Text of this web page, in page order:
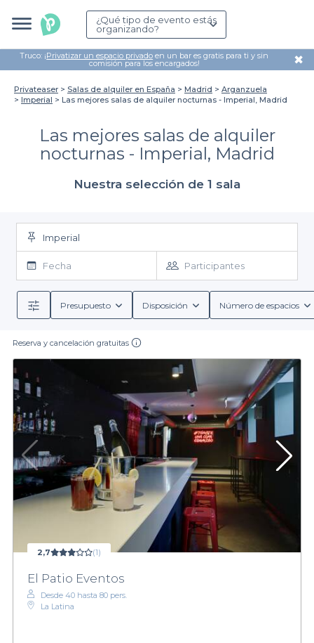
¿Qué tipo de evento estás
organizando?
Truco: ¡Privatizar un espacio privado en un bar es gratis para ti y sin
comisión para los encargados! ✖
Privateaser Salas de alquiler en España Madrid
Arganzuela
Imperial
Las mejores salas de alquiler nocturnas - Imperial, Madrid
Las mejores salas de alquiler
nocturnas - Imperial, Madrid
Nuestra selección de 1 sala
Imperial
Fecha Participantes
Presupuesto Disposición Número de espacios
Reserva y cancelación gratuitas
2,7 (1)
El Patio Eventos
Desde 40 hasta 80 pers.
La Latina